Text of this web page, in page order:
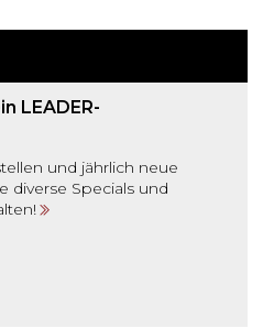
LEADER-
und jährlich neue
diverse Specials und